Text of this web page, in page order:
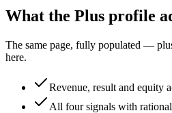
What the Plus profile
The same page, fully populated —
here.
Revenue, result and equity
All four signals with